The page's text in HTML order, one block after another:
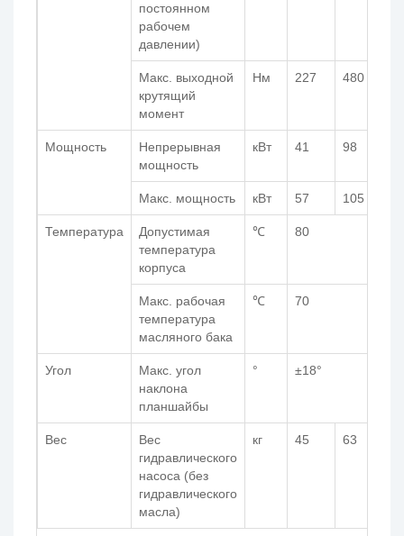
постоянном
рабочем
давлении)
Макс. выходной
крутящий
момент
Нм 227 480
Мощность
Непрерывная
мощность
кВт 41 98
Макс. мощность кВт 57 105
Температура
Допустимая
температура
корпуса
℃ 80
Макс. рабочая
температура
масляного бака
℃ 70
Угол
Макс. угол
наклона
планшайбы
° ±18°
Вес
Вес
гидравлического
насоса (без
гидравлического
масла)
кг 45 63